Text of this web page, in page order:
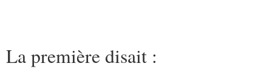
La première disait :